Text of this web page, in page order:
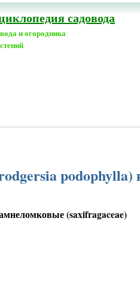
садовода
и огородника
(saxifragaceae)